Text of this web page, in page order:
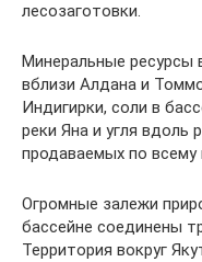
лесозаготовки.
Минеральные
вблизи Алдана и
Индигирки, соли в
реки Яна и угля вдоль
продаваемых по всему
Огромные залежи
бассейне соединены
Территория вокруг